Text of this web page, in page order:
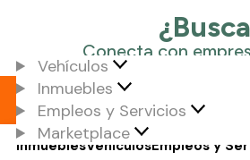
Vehículos
Inmuebles
Empleos y Servicios
Marketplace
Vehículos
Inmuebles Empleos y